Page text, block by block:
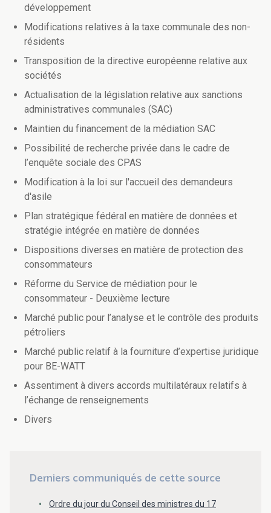
développement
Modifications relatives à la taxe communale des non-
résidents
Transposition de la directive européenne relative aux
sociétés
Actualisation de la législation relative aux sanctions
administratives communales (SAC)
Maintien du financement de la médiation SAC
Possibilité de recherche privée dans le cadre de
l’enquête sociale des CPAS
Modification à la loi sur l'accueil des demandeurs
d'asile
Plan stratégique fédéral en matière de données et
stratégie intégrée en matière de données
Dispositions diverses en matière de protection des
consommateurs
Réforme du Service de médiation pour le
consommateur - Deuxième lecture
Marché public pour l’analyse et le contrôle des produits
pétroliers
Marché public relatif à la fourniture d’expertise juridique
pour BE-WATT
Assentiment à divers accords multilatéraux relatifs à
l’échange de renseignements
Divers
Derniers communiqués de cette source
Ordre du jour du Conseil des ministres du 17